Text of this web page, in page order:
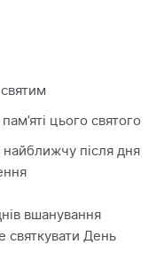
цього святого
найближчу після дня
вшанування
День